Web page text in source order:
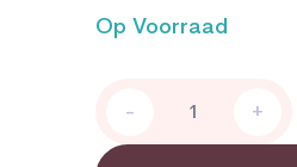
Op Voorraad
Ester-
C®
- +